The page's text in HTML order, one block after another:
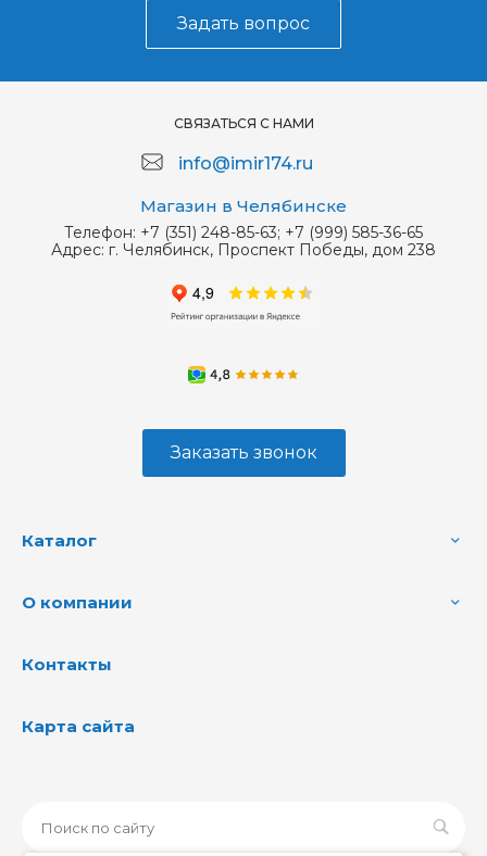
Задать вопрос
СВЯЗАТЬСЯ С НАМИ
info@imir174.ru
Магазин в Челябинске
Телефон: +7 (351) 248-85-63; +7 (999) 585-36-65
Адрес: г. Челябинск, Проспект Победы, дом 238
Заказать звонок
Каталог
О компании
Контакты
Карта сайта